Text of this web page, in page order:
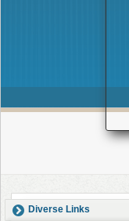
Diverse Links